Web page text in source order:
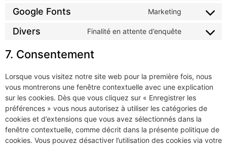
Google Fonts Marketing
Divers Finalité en attente d’enquête
7. Consentement
Lorsque vous visitez notre site web pour la première fois, nous
vous montrerons une fenêtre contextuelle avec une explication
sur les cookies. Dès que vous cliquez sur « Enregistrer les
préférences » vous nous autorisez à utiliser les catégories de
cookies et d’extensions que vous avez sélectionnés dans la
fenêtre contextuelle, comme décrit dans la présente politique de
cookies. Vous pouvez désactiver l’utilisation des cookies via votre